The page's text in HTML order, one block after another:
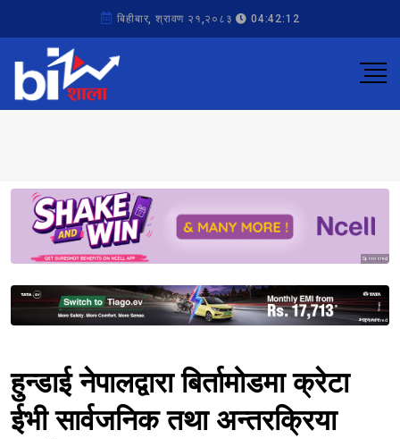
बिहीबार, श्रावण २१,२०८३ 04:42:12
Sponsored
Sponsored
हुन्डाई नेपालद्वारा बिर्तामोडमा क्रेटा
ईभी सार्वजनिक तथा अन्तरक्रिया